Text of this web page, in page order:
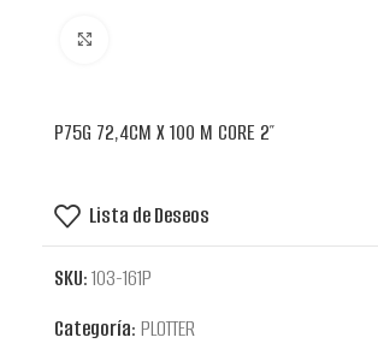
P75G 72,4CM X 100 M CORE 2″
Lista de Deseos
SKU:103-161P
Categoría: PLOTTER